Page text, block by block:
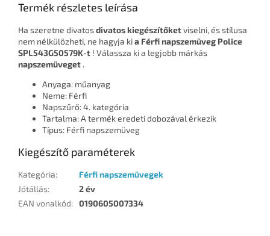
Termék részletes leírása
Ha szeretne divatosdivatos kiegészítőketviselni, és stílusa
nem nélkülözheti, ne hagyja kia Férfi napszemüveg Police
SPL543G50579K-t ! Válassza ki a legjobb márkás
napszemüveget .
Anyaga: műanyag
Neme: Férfi
Napszűrő: 4. kategória
Tartalma: A termék eredeti dobozával érkezik
Típus: Férfi napszemüveg
Kiegészítő paraméterek
Kategória:
Férfi napszemüvegek
Jótállás:
2 év
EAN vonalkód: 0190605007334